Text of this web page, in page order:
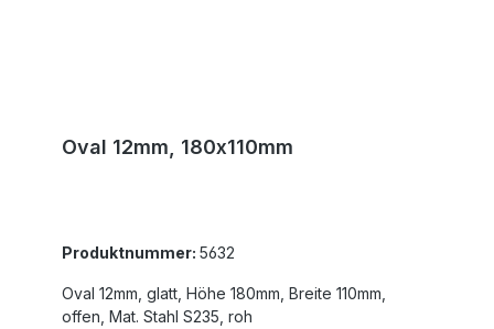
Oval 12mm, 180x110mm
Produktnummer: 5632
Oval 12mm, glatt, Höhe 180mm, Breite 110mm,
offen, Mat. Stahl S235, roh